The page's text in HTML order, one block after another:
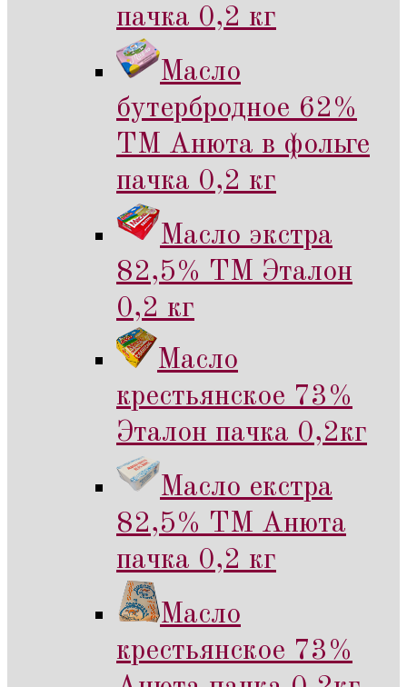
пачка 0,2 кг
Масло
бутербродное 62%
ТМ Анюта в фольге
пачка 0,2 кг
Масло экстра
82,5% ТМ Эталон
0,2 кг
Масло
крестьянское 73%
Эталон пачка 0,2кг
Масло екстра
82,5% ТМ Анюта
пачка 0,2 кг
Масло
крестьянское 73%